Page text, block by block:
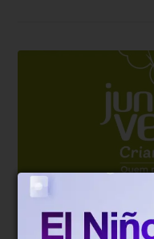
Conteúdo de marca